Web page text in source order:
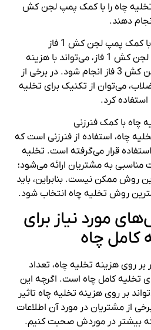
چاه را با کمک پمپ لجن کش
دهند.
کمک پمپ لجن کش 1 فاز
تخلیه چاه با کمک پمپ لجن کش 1 فاز، می‌تواند با هزینه
کمتری نسبت به پمپ لجن کش 3 فاز انجام شود. در برخی از
می‌توان از تکنیک برای تخلیه
استفاده کرد.
چاه با کمک فنرزنی
چاه، استفاده از فنرزنی است که
استفاده قرار می‌گرفته است. تخلیه
مناسبی به مشتریان ارائه می‌شود؛
روش ممکن نیست. بنابراین، باید
روش تخلیه چاه انتخاب شود.
مورد نیاز برای
کامل چاه
بر روی هزینه تخلیه چاه، تعداد
تخلیه کامل چاه است. اگرچه این
بر روی هزینه تخلیه چاه تاثیر
از مشتریان در مورد آن اطلاعات
که بیشتر در موردش صحبت کنیم.